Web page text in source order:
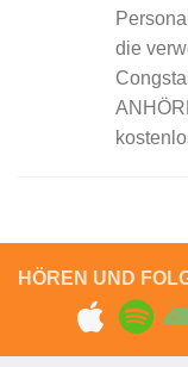
die
HÖREN UND